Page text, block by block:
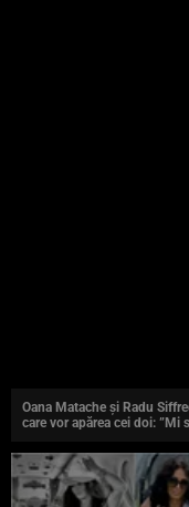
Oana Matache și Radu
care vor apărea cei doi: ”Mi